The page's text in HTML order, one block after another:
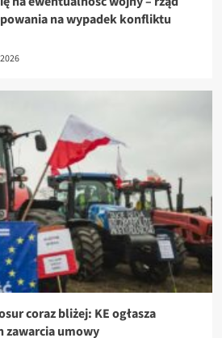
na wypadek konfliktu
coraz bliżej: KE ogłasza
zawarcia umowy